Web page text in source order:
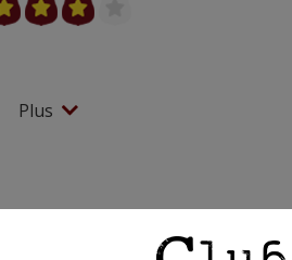
Plus